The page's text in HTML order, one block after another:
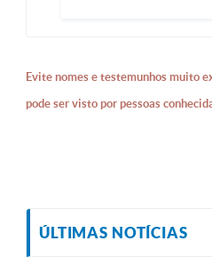
Evite nomes e testemunhos muito
pode ser visto por pessoas
ÚLTIMAS NOTÍCIAS